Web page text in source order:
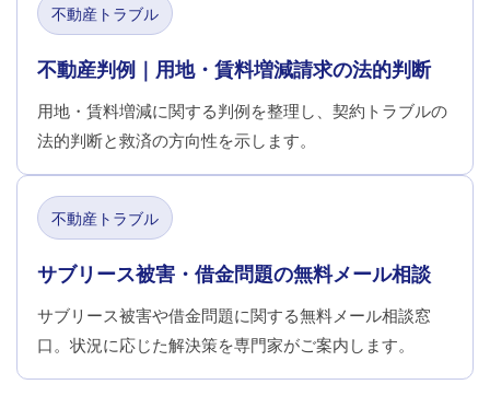
不動産トラブル
不動産判例｜用地・賃料増減請求の法的判断
用地・賃料増減に関する判例を整理し、契約トラブルの
法的判断と救済の方向性を示します。
不動産トラブル
サブリース被害・借金問題の無料メール相談
サブリース被害や借金問題に関する無料メール相談窓
口。状況に応じた解決策を専門家がご案内します。